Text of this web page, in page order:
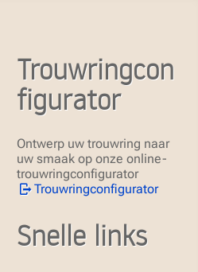
Trouwringcon
figurator
Ontwerp uw trouwring naar
uw smaak op onze online-
trouwringconfigurator
Trouwringconfigurator
Snelle links